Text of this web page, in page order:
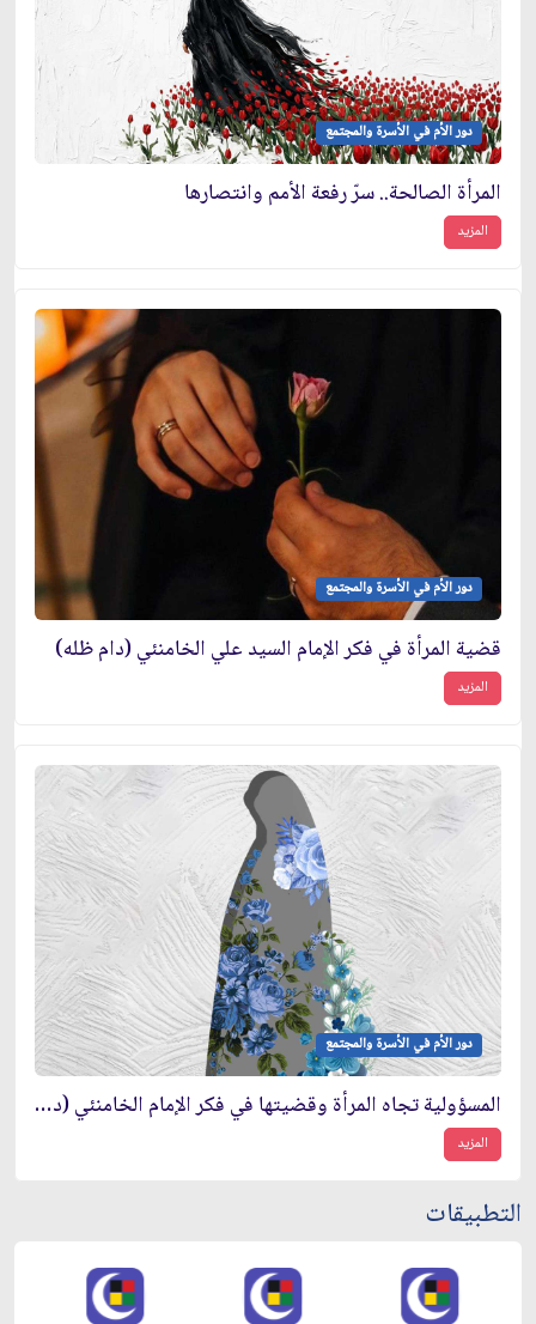
دور الأم في الأسرة والمجتمع
المرأة الصالحة.. سرّ رفعة الأمم وانتصارها
المزيد
دور الأم في الأسرة والمجتمع
قضية المرأة في فكر الإمام السيد علي الخامنئي (دام ظله)
المزيد
دور الأم في الأسرة والمجتمع
المسؤولية تجاه المرأة وقضيتها في فكر الإمام الخامنئي (دام ظله)
المزيد
التطبيقات